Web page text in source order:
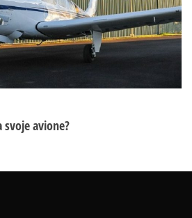
svoje avione?